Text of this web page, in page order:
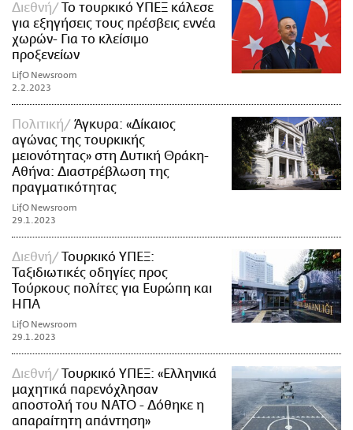
Διεθνή
Το τουρκικό ΥΠΕΞ κάλεσε
για εξηγήσεις τους πρέσβεις εννέα
χωρών- Για το κλείσιμο
προξενείων
LifO Newsroom
2.2.2023
Πολιτική
Άγκυρα: «Δίκαιος
αγώνας της τουρκικής
μειονότητας» στη Δυτική Θράκη-
Αθήνα: Διαστρέβλωση της
πραγματικότητας
LifO Newsroom
29.1.2023
Διεθνή
Τουρκικό ΥΠΕΞ:
Ταξιδιωτικές οδηγίες προς
Τούρκους πολίτες για Ευρώπη και
ΗΠΑ
LifO Newsroom
29.1.2023
Διεθνή
Τουρκικό ΥΠΕΞ: «Ελληνικά
μαχητικά παρενόχλησαν
αποστολή του ΝΑΤΟ - Δόθηκε η
απαραίτητη απάντηση»